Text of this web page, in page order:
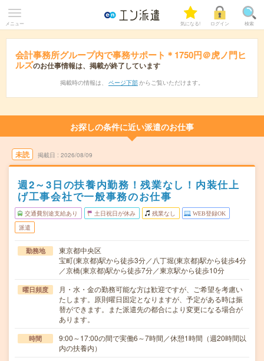
メニュー 気になる! ログイン 検索
会計事務所グループ内で事務サポート＊1750円＠虎ノ門ヒ
ルズのお仕事情報は、掲載が終了しています
掲載時の情報は、 ページ下部 からご覧いただけます。
お探しの条件に近い派遣のお仕事
未読 掲載日 2026/08/09
週2～3日の扶養内勤務！残業なし！内装仕上
げ工事会社で一般事務のお仕事
交通費別途支給あり 土日祝日が休み 残業なし WEB登録OK
派遣
勤務地
東京都中央区
宝町(東京都)駅から徒歩3分／八丁堀(東京都)駅から徒歩4分
／京橋(東京都)駅から徒歩7分／東京駅から徒歩10分
曜日頻度
月・水・金の勤務可能な方は歓迎ですが、ご希望を考慮い
たします。原則曜日固定となりますが、予定がある時は振
替ができます。また派遣先の都合により変更になる場合が
あります。
時間
9:00～17:00の間で実働6～7時間／休憩1時間（週20時間以
内の扶養内）